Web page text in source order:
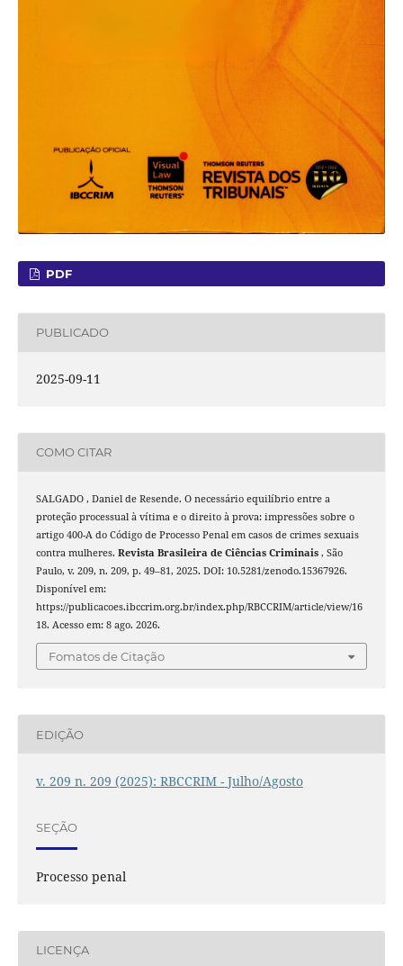
PDF
PUBLICADO
2025-09-11
COMO CITAR
SALGADO , Daniel de Resende. O necessário equilíbrio entre a
proteção processual à vítima e o direito à prova: impressões sobre o
artigo 400-A do Código de Processo Penal em casos de crimes sexuais
contra mulheres. Revista Brasileira de Ciências Criminais , São
Paulo, v. 209, n. 209, p. 49–81, 2025. DOI: 10.5281/zenodo.15367926.
Disponível em:
https://publicacoes.ibccrim.org.br/index.php/RBCCRIM/article/view/16
18. Acesso em: 8 ago. 2026.
Fomatos de Citação
EDIÇÃO
v. 209 n. 209 (2025): RBCCRIM - Julho/Agosto
SEÇÃO
Processo penal
LICENÇA